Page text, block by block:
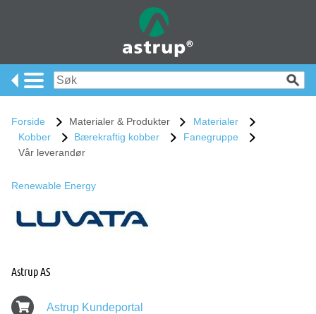
Forside Materialer & Produkter
Materialer
Kobber
Bærekraftig kobber
Fanegruppe
Vår leverandør
Renewable Energy
Astrup AS
Astrup Kundeportal